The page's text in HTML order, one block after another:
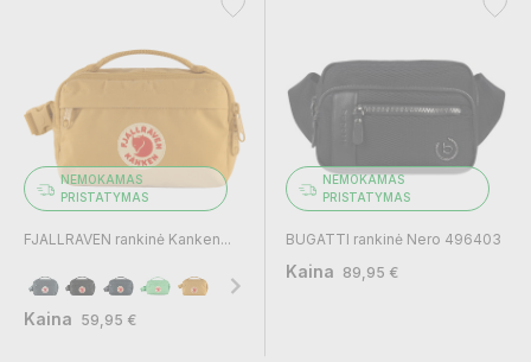
NEMOKAMAS
PRISTATYMAS
FJALLRAVEN rankinė Kanken...
Kaina 59,95 €
NEMOKAMAS
PRISTATYMAS
BUGATTI rankinė Nero 496403
Kaina 89,95 €